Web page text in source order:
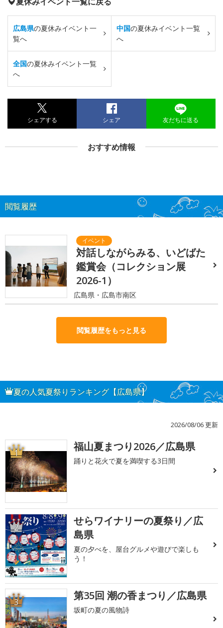
広島県の夏休みイベント一
覧へ
中国の夏休みイベント一覧
へ
全国の夏休みイベント一覧
へ
シェアする シェア 友だちに送る
おすすめ情報
閲覧履歴
対話しながらみる、いどばた
鑑賞会（コレクション展
2026-1）
広島県・広島市南区
閲覧履歴をもっと見る
夏の人気夏祭りランキング【広島県】
2026/08/06 更新
1 福山夏まつり2026／広島県
踊りと花火で夏を満喫する3日間
2
せらワイナリーの夏祭り／広
島県
夏の夕べを、屋台グルメや遊びで楽しも
う！
3 第35回 潮の香まつり／広島県
坂町の夏の風物詩